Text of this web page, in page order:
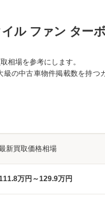
ル ファン ター
相場を参考にします。
の中古車物件掲載数を持
新買取価格相場
万円～129.9万円